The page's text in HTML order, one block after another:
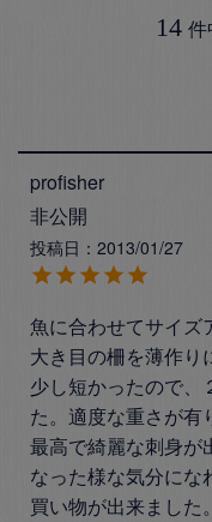
14 件
profisher
非公開
投稿日 2013/01/27
魚に合わせてサイズ
大き目の柵を薄作り
少し短かったので、
た。適度な重さが有
最高で綺麗な刺身が
なった様な気分にな
買い物が出来ました。